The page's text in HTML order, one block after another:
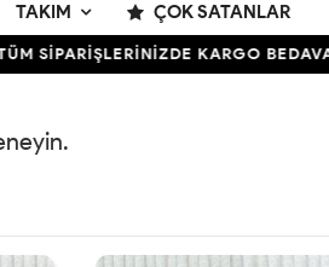
TAKIM ÇOK SATANLAR
SİPARİŞLERİNİZDE KARGO BEDAVA!